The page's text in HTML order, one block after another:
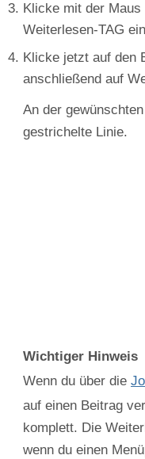
Klicke mit der
Weiterlesen-TAG
Klicke jetzt auf den
anschließend auf
An der
gestrichelte Linie.
Wichtiger Hinweis
Wenn du über die
auf einen Beitrag
komplett. Die
wenn du einen